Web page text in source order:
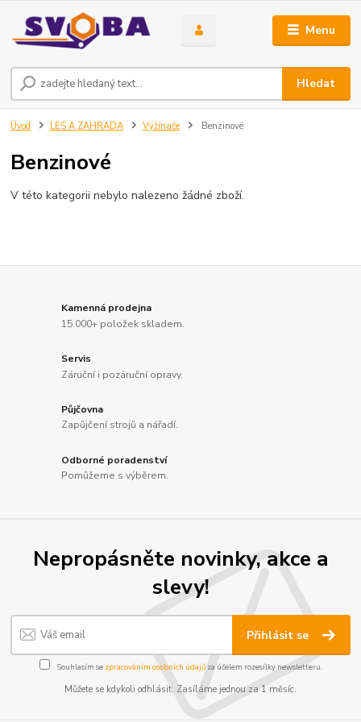
Menu
Hledat
Úvod LES A ZAHRADA Vyžínače Benzinové
Benzinové
V této kategorii nebylo nalezeno žádné zboží.
Kamenná prodejna
15.000+ položek skladem.
Servis
Záruční i pozáruční opravy.
Půjčovna
Zapůjčení strojů a nářadí.
Odborné poradenství
Pomůžeme s výběrem.
Nepropásněte novinky, akce a
slevy!
Přihlásit se
Souhlasím se zpracováním osobních údajůza účelem rozesílky newsletteru.
Můžete se kdykoli odhlásit. Zasíláme jednou za 1 měsíc.